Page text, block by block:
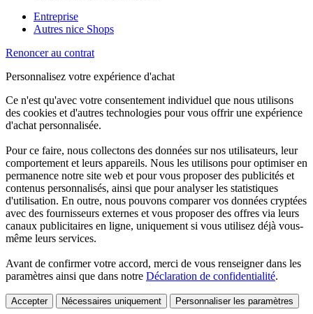
Entreprise
Autres nice Shops
Renoncer au contrat
Personnalisez votre expérience d'achat
Ce n'est qu'avec votre consentement individuel que nous utilisons
des cookies et d'autres technologies pour vous offrir une expérience
d'achat personnalisée.
Pour ce faire, nous collectons des données sur nos utilisateurs, leur
comportement et leurs appareils. Nous les utilisons pour optimiser en
permanence notre site web et pour vous proposer des publicités et
contenus personnalisés, ainsi que pour analyser les statistiques
d'utilisation. En outre, nous pouvons comparer vos données cryptées
avec des fournisseurs externes et vous proposer des offres via leurs
canaux publicitaires en ligne, uniquement si vous utilisez déjà vous-
même leurs services.
Avant de confirmer votre accord, merci de vous renseigner dans les
paramètres ainsi que dans notre Déclaration de confidentialité.
Accepter Nécessaires uniquement Personnaliser les paramètres